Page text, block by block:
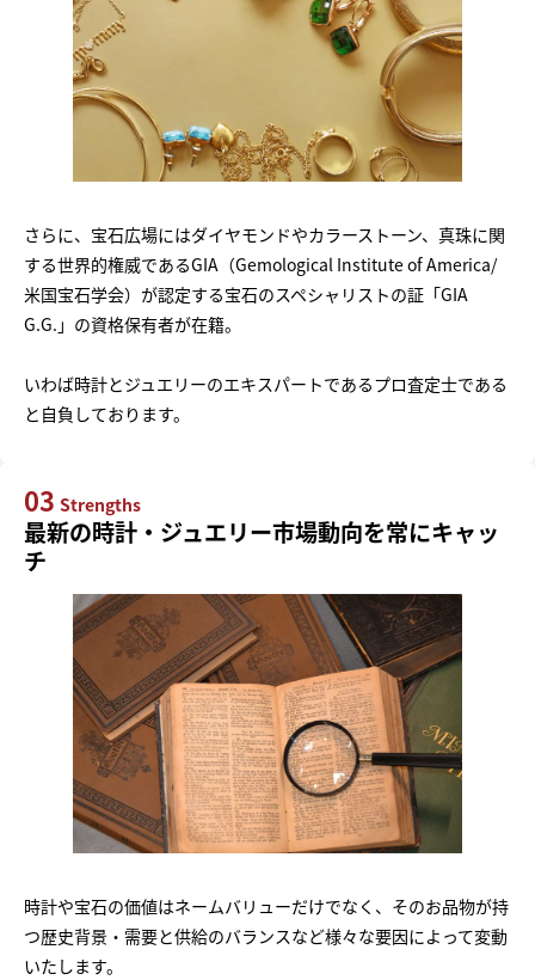
さらに、宝石広場にはダイヤモンドやカラーストーン、真珠に関
する世界的権威であるGIA（Gemological Institute of America/
米国宝石学会）が認定する宝石のスペシャリストの証「GIA
G.G.」の資格保有者が在籍。
いわば時計とジュエリーのエキスパートであるプロ査定士である
と自負しております。
03 Strengths
最新の時計・ジュエリー市場動向を常にキャッ
チ
時計や宝石の価値はネームバリューだけでなく、そのお品物が持
つ歴史背景・需要と供給のバランスなど様々な要因によって変動
いたします。